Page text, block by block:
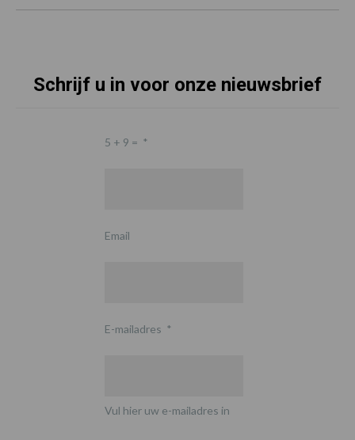
Schrijf u in voor onze nieuwsbrief
5 + 9 = *
Email
E-mailadres *
Vul hier uw e-mailadres in